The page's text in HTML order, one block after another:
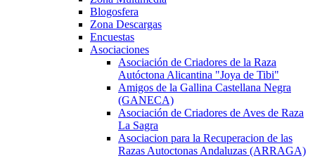
Blogosfera
Zona Descargas
Encuestas
Asociaciones
Asociación de Criadores de la Raza
Autóctona Alicantina "Joya de Tibi"
Amigos de la Gallina Castellana Negra
(GANECA)
Asociación de Criadores de Aves de Raza
La Sagra
Asociacion para la Recuperacion de las
Razas Autoctonas Andaluzas (ARRAGA)